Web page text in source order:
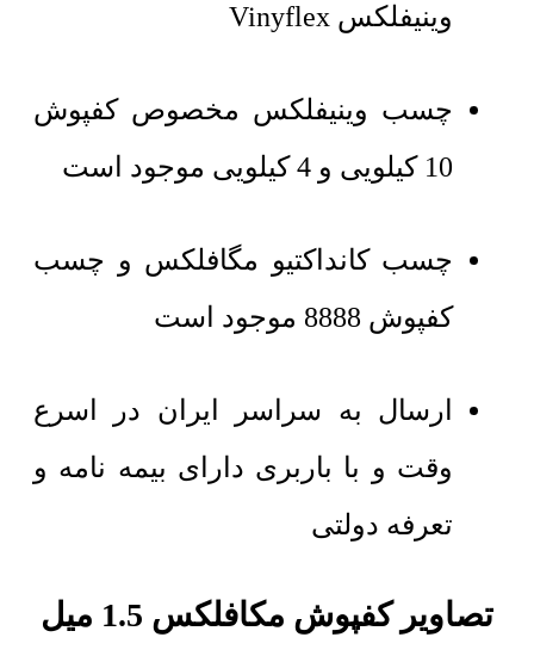
وینیفلکس Vinyflex
چسب وینیفلکس مخصوص کفپوش
10 کیلویی و 4 کیلویی موجود است
چسب کانداکتیو مگافلکس و چسب
کفپوش 8888 موجود است
ارسال به سراسر ایران در اسرع
وقت و با باربری دارای بیمه نامه و
تعرفه دولتی
تصاویر کفپوش مکافلکس 1.5 میل